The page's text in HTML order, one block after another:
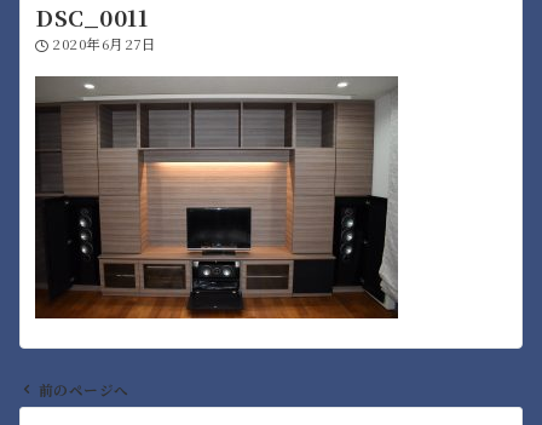
DSC_0011
2020年6月27日
前のページへ